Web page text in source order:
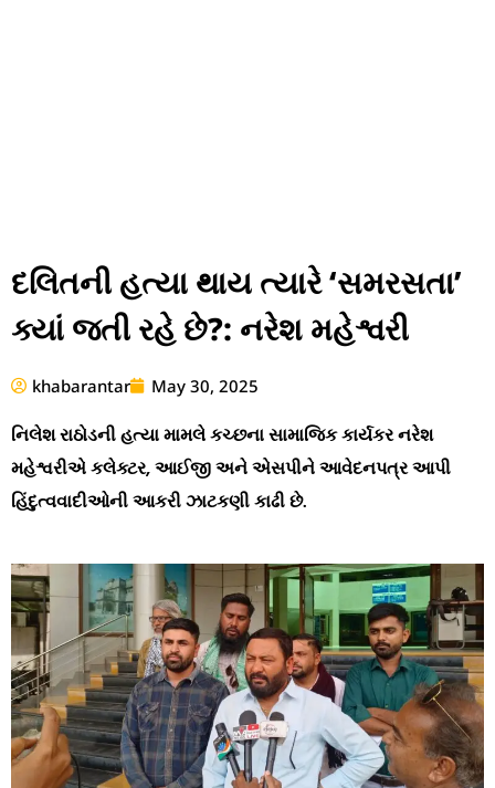
દલિતની હત્યા થાય ત્યારે ‘સમરસતા’
ક્યાં જતી રહે છે?: નરેશ મહેશ્વરી
khabarantar May 30, 2025
નિલેશ રાઠોડની હત્યા મામલે કચ્છના સામાજિક કાર્યકર નરેશ
મહેશ્વરીએ કલેક્ટર, આઈજી અને એસપીને આવેદનપત્ર આપી
હિંદુત્વવાદીઓની આકરી ઝાટકણી કાઢી છે.